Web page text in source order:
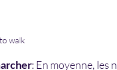
walk
: En moyenne, les